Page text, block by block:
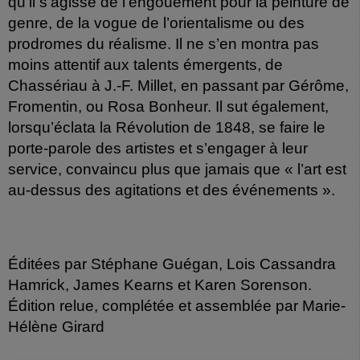
genre, de la vogue de l’orientalisme ou des
prodromes du réalisme. Il ne s’en montra pas
moins attentif aux talents émergents, de
Chassériau à J.-F. Millet, en passant par Gérôme,
Fromentin, ou Rosa Bonheur. Il sut également,
lorsqu’éclata la Révolution de 1848, se faire le
porte-parole des artistes et s’engager à leur
service, convaincu plus que jamais que « l’art est
au-dessus des agitations et des événements ».
Éditées par Stéphane Guégan, Lois Cassandra
Hamrick, James Kearns et Karen Sorenson.
Édition relue, complétée et assemblée par Marie-
Hélène Girard